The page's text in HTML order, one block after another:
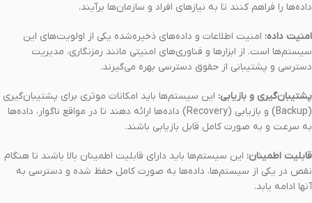
داده‌ها را فراهم کنند تا به نیازهای افراد و سازمان‌ها برآیند.
امنیت داده: امنیت اطلاعات و داده‌های ذخیره‌شده یکی از اولویت‌های این
سیستم‌ها است. از ابزارها و فناوری‌های امنیتی مانند رمزنگاری، مدیریت
دسترسی و پشتیبانی از حقوق دسترسی بهره می‌گیرند.
پشتیبان‌گیری و بازیابی: این سیستم‌ها باید امکانات موثری برای پشتیبان‌گیری
(Backup) و بازیابی (Recovery) داده‌ها ارائه دهند تا در مواقع ناگوار، داده‌ها
به سرعت و به صورت کامل قابل بازیابی باشند.
قابلیت اطمینان: این سیستم‌ها باید دارای قابلیت اطمینان بالا باشند تا هنگام
نقص در یکی از سیستم‌ها، داده‌ها به صورت کامل حفظ شده و دسترسی به
آنها ادامه یابد.